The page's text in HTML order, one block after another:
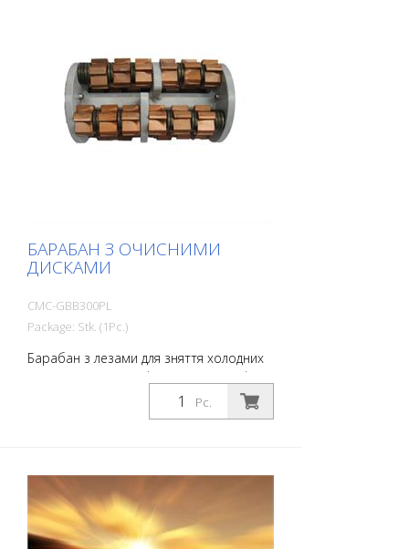
БАРАБАН З ОЧИСНИМИ
ДИСКАМИ
CMC-GBB300PL
Package: Stk. (1Pc.)
Барабан з лезами для зняття холодних
пластмас, товстоплівкових покриттів,
термопластів. Підходить для CMC CM
Pc.